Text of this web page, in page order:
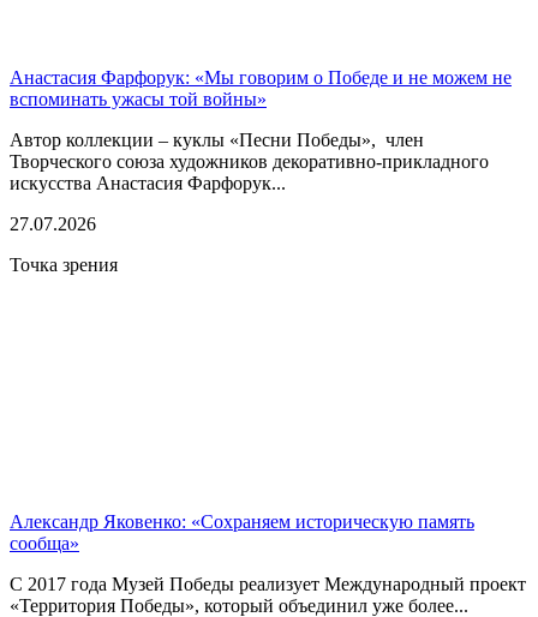
Анастасия Фарфорук: «Мы говорим о Победе и не можем не
вспоминать ужасы той войны»
Автор коллекции – куклы «Песни Победы», член
Творческого союза художников декоративно-прикладного
искусства Анастасия Фарфорук...
27.07.2026
Точка зрения
Александр Яковенко: «Сохраняем историческую память
сообща»
С 2017 года Музей Победы реализует Международный проект
«Территория Победы», который объединил уже более...